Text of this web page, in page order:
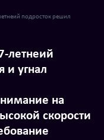
подросток решил
летнеий
и угнал
на
скорости